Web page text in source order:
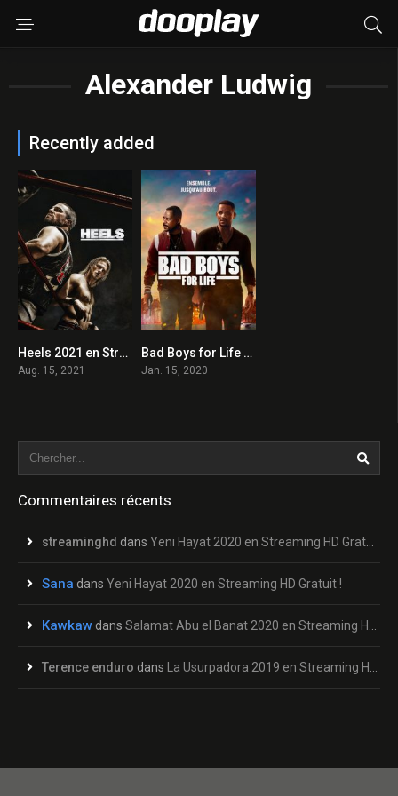
Alexander Ludwig
Recently added
0
Heels 2021 en Streaming HD Gratuit !
Aug. 15, 2021
6.9Bad Boys for Life 2020
Jan. 15, 2020
Commentaires récents
streaminghd dans Yeni Hayat 2020 en Streaming HD Gratuit !
Sana dans Yeni Hayat 2020 en Streaming HD Gratuit !
Kawkaw dans Salamat Abu el Banat 2020 en Streaming HD Gratuit !
Terence enduro dans La Usurpadora 2019 en Streaming HD Gratuit !